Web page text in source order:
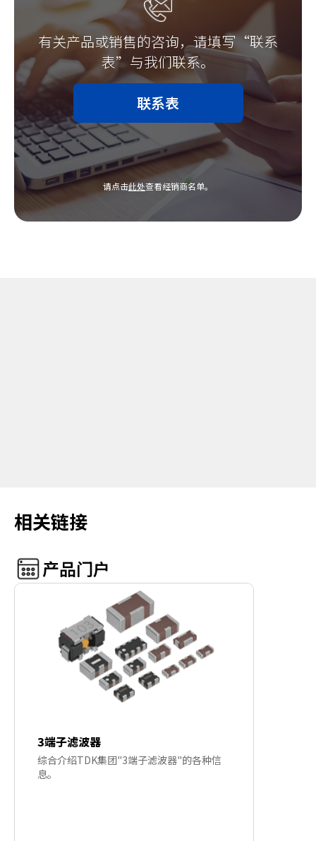
有关产品或销售的咨询，请填写“联系
表”与我们联系。
联系表
请点击此处查看经销商名单。
相关链接
产品门户
3端子滤波器
综合介绍TDK集团"3端子滤波器"的各种信
息。